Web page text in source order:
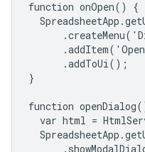
function onOpen() {
      .addToUi();
}
function
var html =